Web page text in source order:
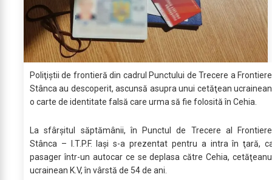
Poliţiştii de frontieră din cadrul Punctului de Trecere a
Stânca au descoperit, ascunsă asupra unui cetăţean
o carte de identitate falsă care urma să fie folosită în Cehia.
La sfârşitul săptămânii, în Punctul de Trecere al
Stânca – I.T.P.F. Iași s-a prezentat pentru a intra în ţară,
pasager într-un autocar ce se deplasa către Cehia,
ucrainean K.V, în vârstă de 54 de ani.